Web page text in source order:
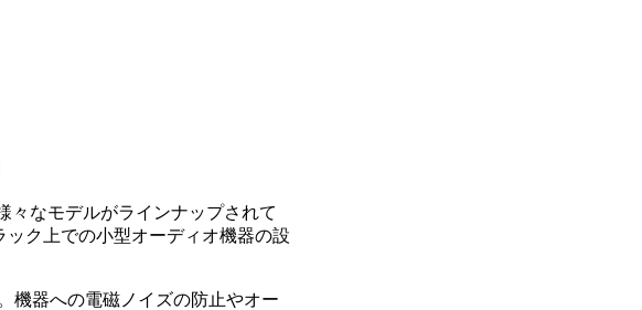
々なモデルがラインナップされて
ク上での小型オーディオ機器の設
機器への電磁ノイズの防止やオー